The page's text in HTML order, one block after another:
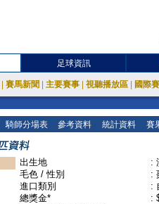
足球資訊
賽馬新聞 主要賽事 視聽播放區 國際
騎師分場表 參考資料 統計資料 賽
出生地 :
毛色 / 性別
:
進口類別
:
總獎金*
: